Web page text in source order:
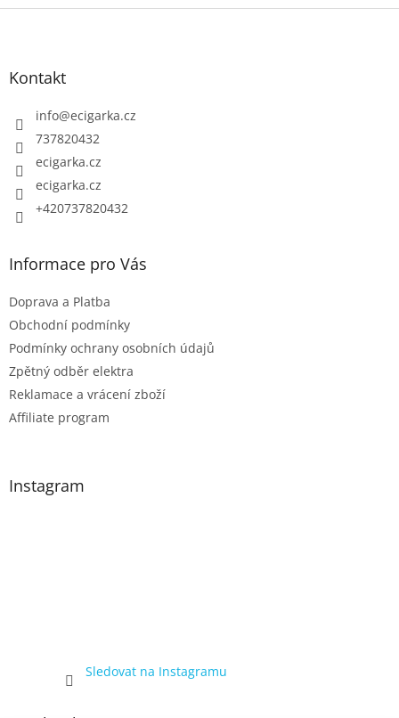
Kontakt
info@ecigarka.cz
737820432
ecigarka.cz
ecigarka.cz
+420737820432
Informace pro Vás
Doprava a Platba
Obchodní podmínky
Podmínky ochrany osobních údajů
Zpětný odběr elektra
Reklamace a vrácení zboží
Affiliate program
Instagram
Sledovat na Instagramu